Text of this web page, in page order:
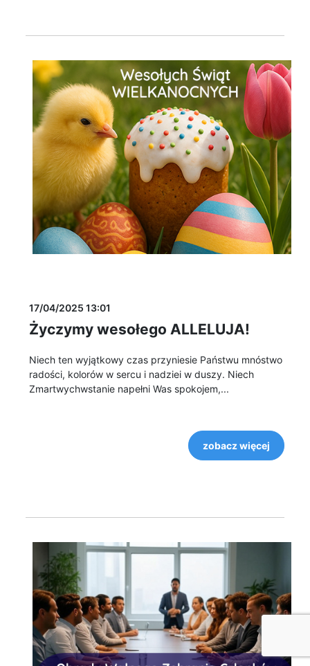
17/04/2025 13:01
Życzymy wesołego ALLELUJA!
Niech ten wyjątkowy czas przyniesie Państwu mnóstwo
radości, kolorów w sercu i nadziei w duszy. Niech
Zmartwychwstanie napełni Was spokojem,...
zobacz więcej